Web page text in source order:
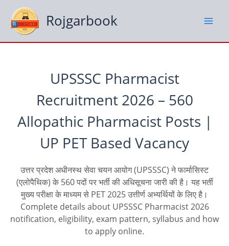
content
Rojgarbook
UPSSSC Pharmacist
Recruitment 2026 – 560
Allopathic Pharmacist Posts |
UP PET Based Vacancy
उत्तर प्रदेश अधीनस्थ सेवा चयन आयोग (UPSSSC) ने फार्मासिस्ट
(एलोपैथिक) के 560 पदों पर भर्ती की अधिसूचना जारी की है। यह भर्ती
मुख्य परीक्षा के माध्यम से PET 2025 उत्तीर्ण अभ्यर्थियों के लिए है।
Complete details about UPSSSC Pharmacist 2026
notification, eligibility, exam pattern, syllabus and how
to apply online.